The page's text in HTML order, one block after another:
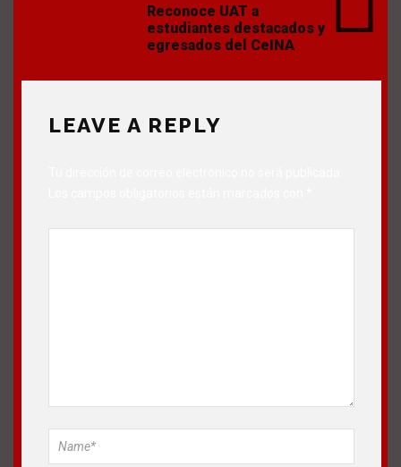
Reconoce UAT a
estudiantes destacados y
egresados del CeINA
LEAVE A REPLY